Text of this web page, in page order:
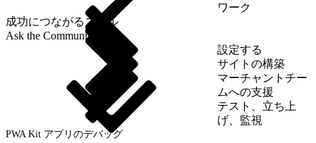
ワーク
成功につながるスキル
Ask the Community
設定する
サイトの構築
マーチャントチー
ムへの支援
テスト、立ち上
げ、監視
PWA Kit アプリのデバッグ